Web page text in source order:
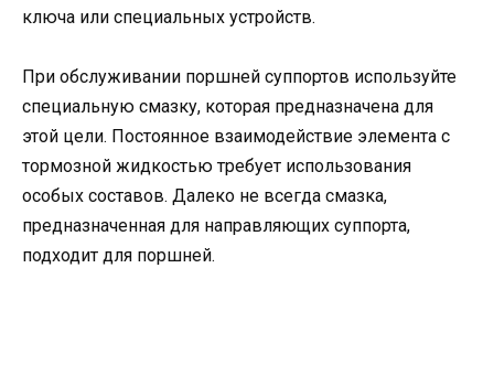
ключа или специальных устройств.
При обслуживании поршней суппортов используйте
специальную смазку, которая предназначена для
этой цели. Постоянное взаимодействие элемента с
тормозной жидкостью требует использования
особых составов. Далеко не всегда смазка,
предназначенная для направляющих суппорта,
подходит для поршней.